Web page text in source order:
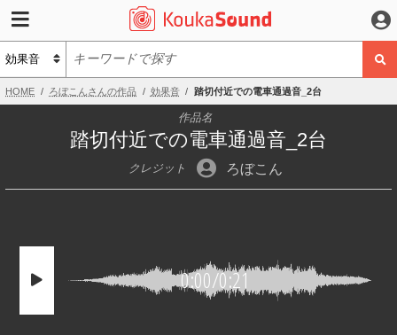
HOME ろぼこんさんの作品 効果音 踏切付近での電車通過音_2台
作品名
踏切付近での電車通過音_2台
クレジット ろぼこん
0:00/0:21